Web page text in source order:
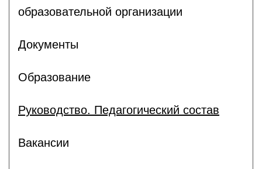
образовательной организации
Документы
Образование
Руководство. Педагогический состав
Вакансии